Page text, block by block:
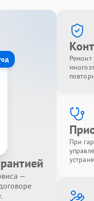
—
Ремонт
При